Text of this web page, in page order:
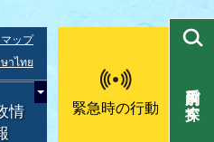
ップ
าไทย
情
緊急時の行動 目的別で探す